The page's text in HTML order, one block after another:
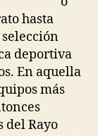
hasta
deportiva
En aquella
más
del Rayo